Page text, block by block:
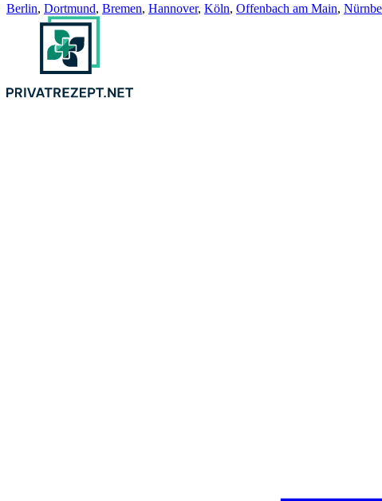
Berlin, Dortmund, Bremen, Hannover, Köln, Offenbach am Main,